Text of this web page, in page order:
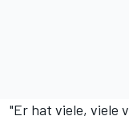
"Er hat viele, viele